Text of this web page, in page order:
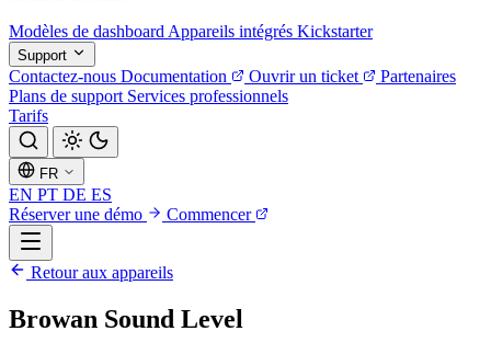
Modèles de dashboard Appareils intégrés Kickstarter
Support
Contactez-nous Documentation Ouvrir un ticket
Partenaires
Plans de support Services professionnels
Tarifs
FR
EN PT DE ES
Réserver une démo
Commencer
Retour aux appareils
Browan Sound Level